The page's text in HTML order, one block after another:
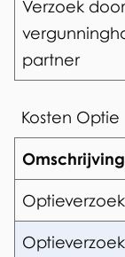
Verzoek
partner
Kosten Optie
Omschrijving